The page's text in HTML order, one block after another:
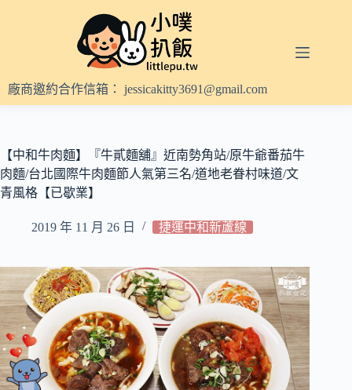
內
容
廠商邀約合作信箱： jessicakitty3691@gmail.com
【中和牛肉麵】『牛貳麵舖』近南勢角站/原牛爺番茄牛
肉麵/台北國際牛肉麵節人氣第三名/道地老眷村味道/文
青風格【已歇業】
2019 年 11 月 26 日 捷運中和新蘆線